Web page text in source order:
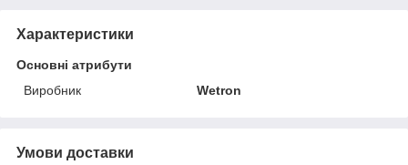
Характеристики
Основні атрибути
Виробник
Wetron
Умови доставки